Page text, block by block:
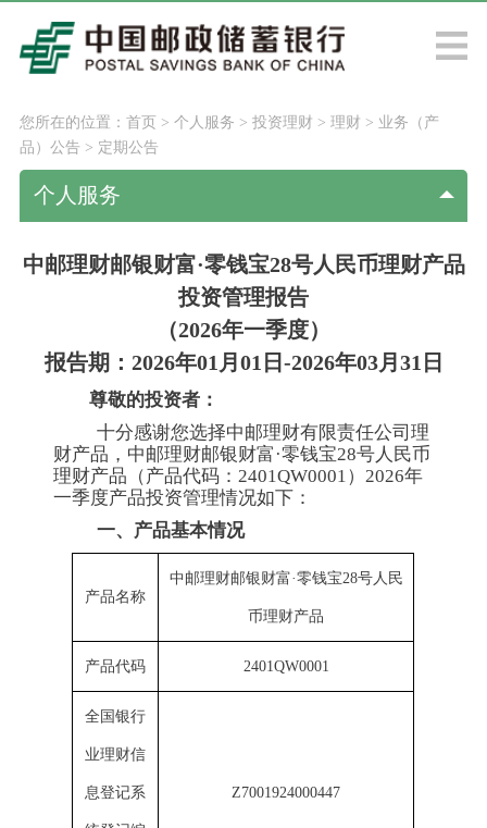
您所在的位置： 首页> 个人服务 > 投资理财 > 理财 > 业务（产
品）公告 > 定期公告
个人服务
中邮理财邮银财富·零钱宝28号人民币理财产品
投资管理报告
（2026年一季度）
报告期：2026年01月01日-2026年03月31日
尊敬的投资者：
十分感谢您选择中邮理财有限责任公司理
财产品，中邮理财邮银财富·零钱宝28号人民币
理财产品（产品代码：2401QW0001）2026年
一季度产品投资管理情况如下：
一、产品基本情况
产品名称
中邮理财邮银财富·零钱宝28号人民
币理财产品
产品代码 2401QW0001
全国银行
业理财信
息登记系 Z7001924000447